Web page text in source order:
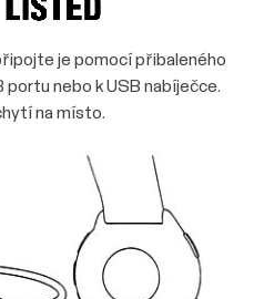
je pomocí přibaleného
portu nebo k USB nabíječce.
na místo.